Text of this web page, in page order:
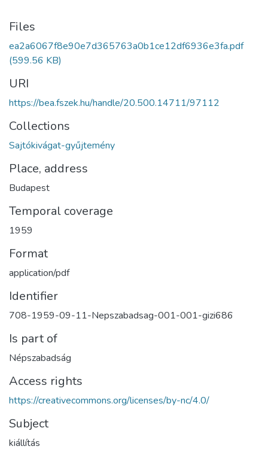
Files
ea2a6067f8e90e7d365763a0b1ce12df6936e3fa.pdf
(599.56 KB)
URI
https://bea.fszek.hu/handle/20.500.14711/97112
Collections
Sajtókivágat-gyűjtemény
Place, address
Budapest
Temporal coverage
1959
Format
application/pdf
Identifier
708-1959-09-11-Nepszabadsag-001-001-gizi686
Is part of
Népszabadság
Access rights
https://creativecommons.org/licenses/by-nc/4.0/
Subject
kiállítás